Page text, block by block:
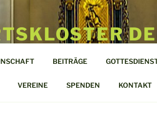
BEITRÄGE
VEREINE SPENDEN KONTAKT